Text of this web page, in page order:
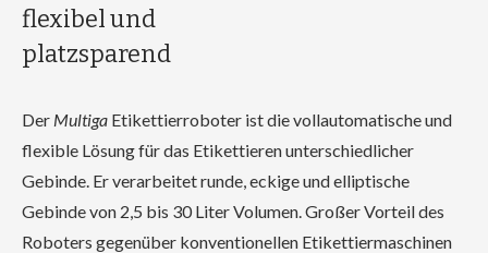
flexibel und
platzsparend
Der Multiga Etikettierroboter ist die vollautomatische und
flexible Lösung für das Etikettieren unterschiedlicher
Gebinde. Er verarbeitet runde, eckige und elliptische
Gebinde von 2,5 bis 30 Liter Volumen. Großer Vorteil des
Roboters gegenüber konventionellen Etikettiermaschinen